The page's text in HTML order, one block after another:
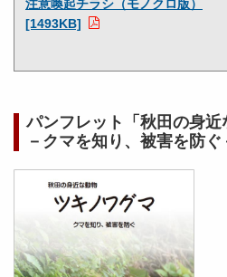
注意喚起チラシ（モノクロ版）
[1493KB]
パンフレット「秋田の身
－クマを知り、被害を防ぐ